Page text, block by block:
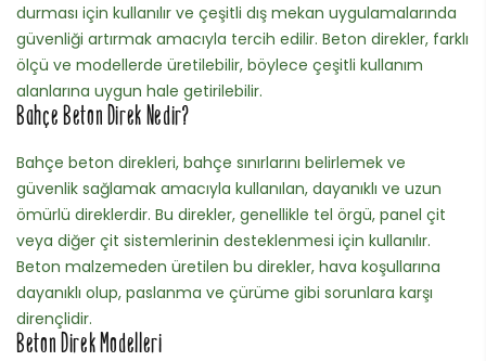
durması için kullanılır ve çeşitli dış mekan uygulamalarında
güvenliği artırmak amacıyla tercih edilir. Beton direkler, farklı
ölçü ve modellerde üretilebilir, böylece çeşitli kullanım
alanlarına uygun hale getirilebilir.
Bahçe Beton Direk Nedir?
Bahçe beton direkleri, bahçe sınırlarını belirlemek ve
güvenlik sağlamak amacıyla kullanılan, dayanıklı ve uzun
ömürlü direklerdir. Bu direkler, genellikle tel örgü, panel çit
veya diğer çit sistemlerinin desteklenmesi için kullanılır.
Beton malzemeden üretilen bu direkler, hava koşullarına
dayanıklı olup, paslanma ve çürüme gibi sorunlara karşı
dirençlidir.
Beton Direk Modelleri